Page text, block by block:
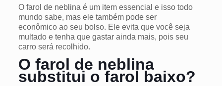
O farol de neblina é um item essencial e isso todo
mundo sabe, mas ele também pode ser
econômico ao seu bolso. Ele evita que você seja
multado e tenha que gastar ainda mais, pois seu
carro será recolhido.
O farol de neblina
substitui o farol baixo?